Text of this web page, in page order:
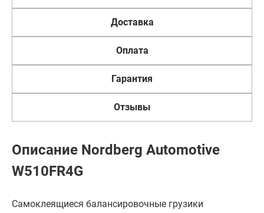
Доставка
Оплата
Гарантия
Отзывы
Описание Nordberg Automotive
W510FR4G
Самоклеящиеся балансировочные грузики